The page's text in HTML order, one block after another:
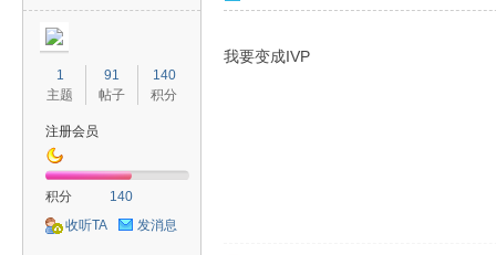
1
主题
91
帖子
140
积分
注册会员
积分
140
收听TA
发消息
我要变成IVP